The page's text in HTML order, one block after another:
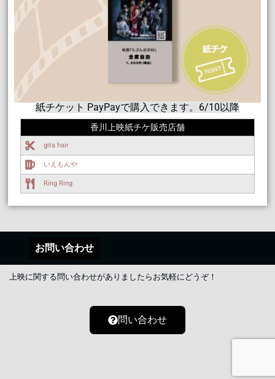
紙チケット PayPayで購入できます。6/10以降
香川上映紙チケ販売店舗​
gita hair
いえもんや
Ring Ring
お問い合わせ
上映に関する問い合わせがありましたらお気軽にどうぞ！
問い合わせ